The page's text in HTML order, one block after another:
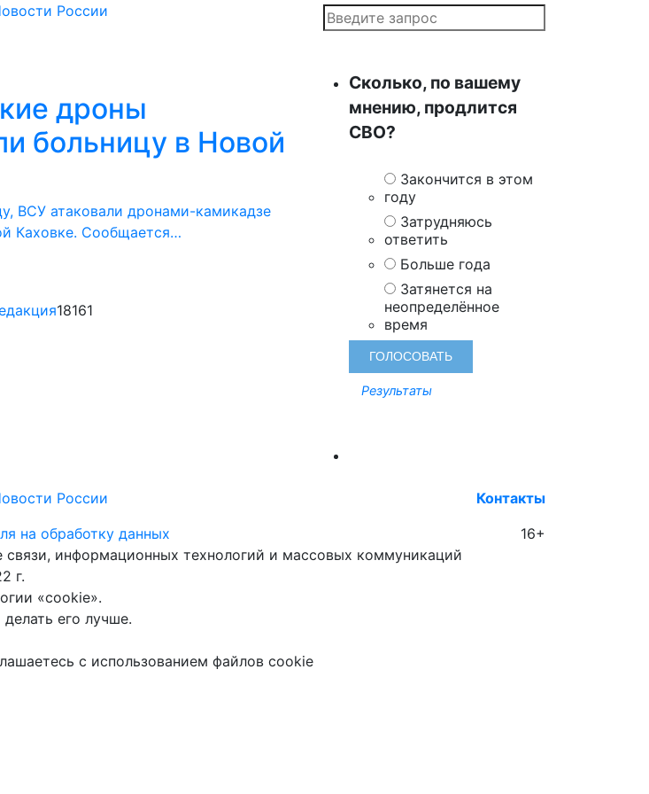
России
дроны
больницу в Новой
ВСУ атаковали дронами-камикадзе
Каховке. Сообщается…
18161
Сколько, по вашему
мнению, продлится
СВО?
Закончится в этом
году
Затрудняюсь
ответить
Больше года
Затянется на
неопределённое
время
Результаты
России
Контакты
на обработку данных
16+
информационных технологий и массовых коммуникаций
г.
«cookie».
его лучше.
с использованием файлов cookie